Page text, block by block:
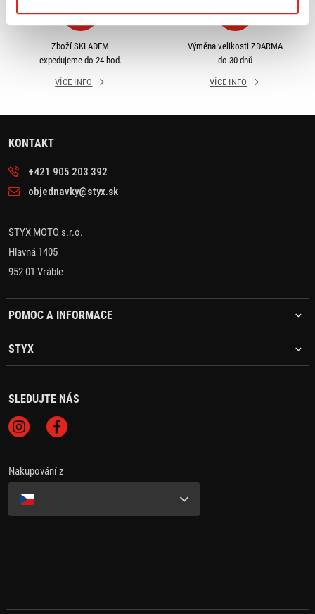
Zboží SKLADEM
expedujeme do 24 hod.
VÍCE INFO
Výměna velikosti ZDARMA
do 30 dnů
VÍCE INFO
KONTAKT
+421 905 203 392
objednavky@styx.sk
STYX MOTO s.r.o.
Hlavná 1405
952 01 Vráble
POMOC A INFORMACE
STYX
SLEDUJTE NÁS
Nakupování z